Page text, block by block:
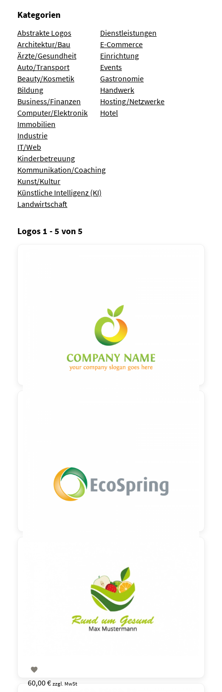
Kategorien
Abstrakte Logos
Architektur/Bau
Ärzte/Gesundheit
Auto/Transport
Beauty/Kosmetik
Bildung
Business/Finanzen
Computer/Elektronik
Dienstleistungen
E-Commerce
Einrichtung
Events
Gastronomie
Handwerk
Hosting/Netzwerke
Hotel
Immobilien
Industrie
IT/Web
Kinderbetreuung
Kommunikation/Coaching
Kunst/Kultur
Künstliche Intelligenz (KI)
Landwirtschaft
Logos 1 - 5 von 5

60,00 € zzgl. MwSt